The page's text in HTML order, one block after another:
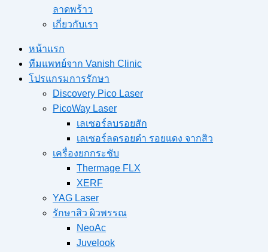
ลาดพร้าว
เกี่ยวกับเรา
หน้าแรก
ทีมแพทย์จาก Vanish Clinic
โปรแกรมการรักษา
Discovery Pico Laser
PicoWay Laser
เลเซอร์ลบรอยสัก
เลเซอร์ลดรอยดำ รอยแดง จากสิว
เครื่องยกกระชับ
Thermage FLX
XERF
YAG Laser
รักษาสิว ผิวพรรณ
NeoAc
Juvelook